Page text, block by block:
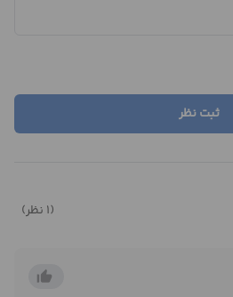
ثبت نظر
(1 نظر)
thumb_up_alt